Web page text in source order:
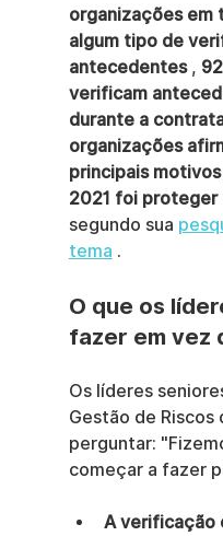
organizações em
algum tipo de
antecedentes ,
verificam
durante a
organizações
principais
2021 foi proteger
segundo sua
tema .
O que os
fazer em vez
Os líderes
Gestão de Riscos
perguntar:
começar a fazer
A verificação